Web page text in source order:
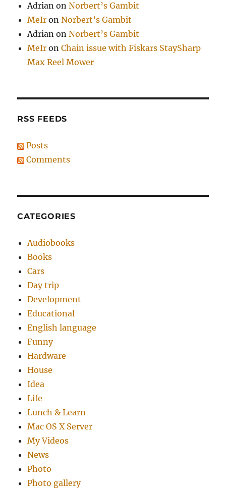
Adrian onNorbert’s Gambit
MeIr onNorbert’s Gambit
Adrian onNorbert’s Gambit
MeIr onChain issue with Fiskars StaySharp
Max Reel Mower
RSS FEEDS
Posts
Comments
CATEGORIES
Audiobooks
Books
Cars
Day trip
Development
Educational
English language
Funny
Hardware
House
Idea
Life
Lunch & Learn
Mac OS X Server
My Videos
News
Photo
Photo gallery